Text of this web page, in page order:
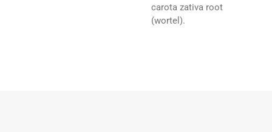
carota zativa root
(wortel).